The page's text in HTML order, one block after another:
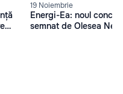
19 Noiembrie
Energi-Ea: noul
semnat de Olesea